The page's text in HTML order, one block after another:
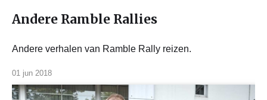
Andere Ramble Rallies
Andere verhalen van Ramble Rally reizen.
01 jun 2018